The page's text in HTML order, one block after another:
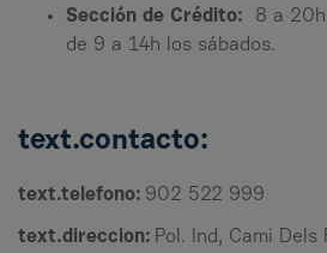
Sección de Crédito: 8 a
de 9 a 14h los sábados.
text.contacto:
text.telefono: 902 522 999
text.direccion: Pol. Ind, Cami